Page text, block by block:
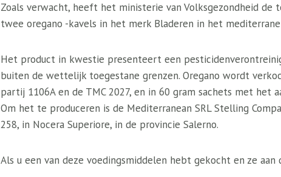
Zoals verwacht, heeft het ministerie van Volksgezondheid de
twee oregano -kavels in het merk Bladeren in het
Het product in kwestie presenteert een
buiten de wettelijk toegestane grenzen. Oregano wordt
partij 1106A en de TMC 2027, en in 60 gram sachets met het
Om het te produceren is de Mediterranean SRL Stelling
258, in Nocera Superiore, in de provincie Salerno.
Als u een van deze voedingsmiddelen hebt gekocht en ze